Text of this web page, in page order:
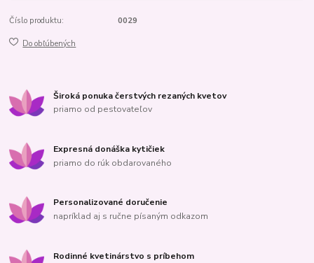
Číslo produktu: 0029
Do obľúbených
Široká ponuka čerstvých rezaných kvetov
priamo od pestovateľov
Expresná donáška kytičiek
priamo do rúk obdarovaného
Personalizované doručenie
napríklad aj s ručne písaným odkazom
Rodinné kvetinárstvo s príbehom